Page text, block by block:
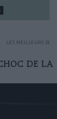
LES MEILLEURS
DE LA